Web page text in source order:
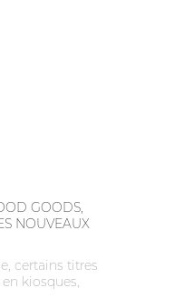
GOODS,
NOUVEAUX
certains titres
kiosques,